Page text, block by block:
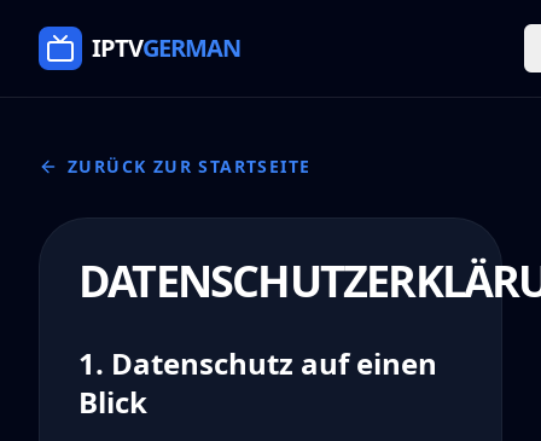
IPTVGERMAN
ZURÜCK ZUR STARTSEITE
1. Datenschutz auf einen
Blick